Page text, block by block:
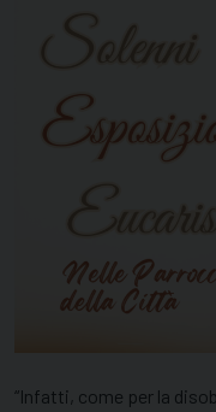
“Infatti, come per la